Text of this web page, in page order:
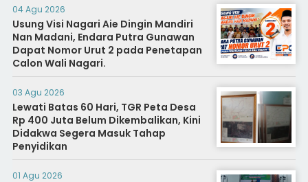
04 Agu 2026
Usung Visi Nagari Aie Dingin Mandiri
Nan Madani, Endara Putra Gunawan
Dapat Nomor Urut 2 pada Penetapan
Calon Wali Nagari.
03 Agu 2026
Lewati Batas 60 Hari, TGR Peta Desa
Rp 400 Juta Belum Dikembalikan, Kini
Didakwa Segera Masuk Tahap
Penyidikan
01 Agu 2026